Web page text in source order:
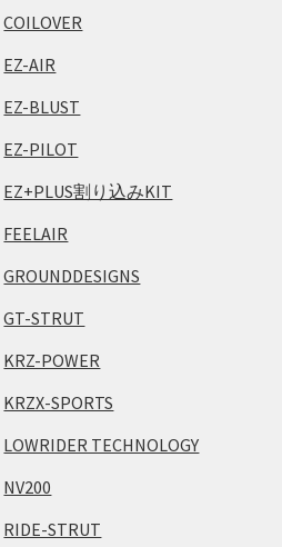
COILOVER
EZ-AIR
EZ-BLUST
EZ-PILOT
EZ+PLUS割り込みKIT
FEELAIR
GROUNDDESIGNS
GT-STRUT
KRZ-POWER
KRZX-SPORTS
LOWRIDER TECHNOLOGY
NV200
RIDE-STRUT